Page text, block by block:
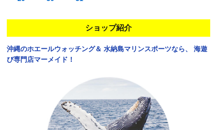
ショップ紹介
沖縄のホエールウォッチング＆ 水納島マリンスポーツなら、
海遊
び専門店マーメイド！